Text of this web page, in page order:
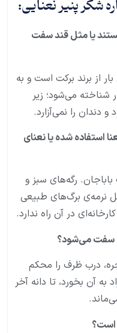
شکر پنیر نعنایی:
یا مثل قند سفت
از برند برکت است و به
شناخته می‌شود؛ زیر
دندان را نمی‌آزارد.
استفاده شده یا نعنای
رگه‌های سبز و
نرمه‌ی برگ‌های طبیعی
در آن راه ندارد.
سفت می‌شود؟
درب ظرف را محکم
به آن بخورد، تا دانه آخر
است؟